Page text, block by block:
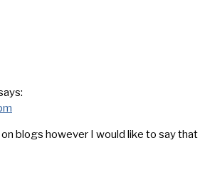
blogs however I would like to say